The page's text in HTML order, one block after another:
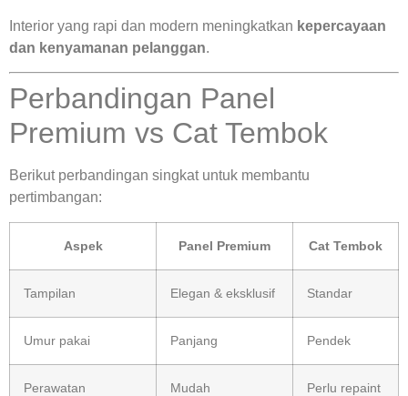
Interior yang rapi dan modern meningkatkan kepercayaan
dan kenyamanan pelanggan.
Perbandingan Panel
Premium vs Cat Tembok
Berikut perbandingan singkat untuk membantu
pertimbangan:
Aspek Panel Premium Cat Tembok
Tampilan Elegan & eksklusif Standar
Umur pakai Panjang Pendek
Perawatan Mudah Perlu repaint